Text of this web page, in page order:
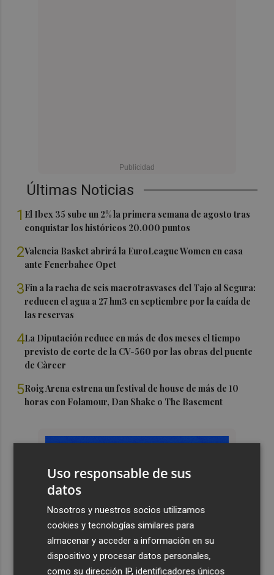
Últimas Noticias
1 El Ibex 35 sube un 2% la primera semana de agosto tras
conquistar los históricos 20.000 puntos
2Valencia Basket abrirá la EuroLeague Women en casa
ante Fenerbahce Opet
3Fin a la racha de seis macrotrasvases del Tajo al Segura:
reducen el agua a 27 hm3 en septiembre por la caída de
las reservas
4La Diputación reduce en más de dos meses el tiempo
previsto de corte de la CV-560 por las obras del puente
de Càrcer
5Roig Arena estrena un festival de house de más de 10
horas con Folamour, Dan Shake o The Basement
Uso responsable de sus
datos
Nosotros y nuestros socios utilizamos
cookies y tecnologías similares para
almacenar y acceder a información en su
dispositivo y procesar datos personales,
como su dirección IP, identificadores únicos